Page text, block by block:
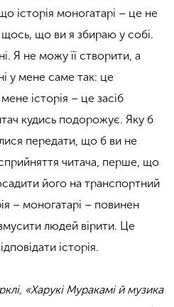
історія моногатарі – це не
що ви я збираю у собі.
Я не можу її створити, а
у мене саме так: це
історія – це засіб
кудись подорожує. Яку б
передати, що б ви не
читача, перше, що
його на транспортний
– моногатарі – повинен
людей вірити. Це
історія.
«Харукі Муракамі й музика